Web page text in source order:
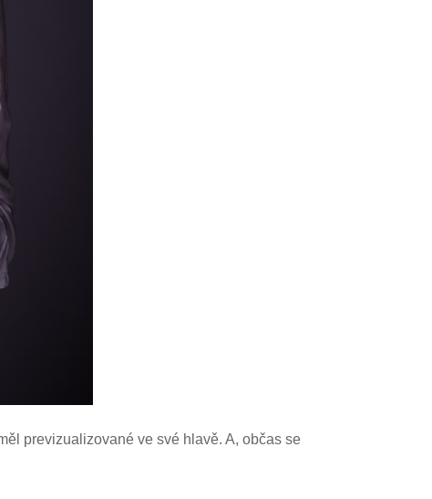
previzualizované ve své hlavě. A, občas se